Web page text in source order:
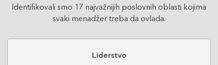
Identifikovali smo 17 najvažnijih poslovnih oblasti kojima
svaki menadžer treba da ovlada.
Liderstvo